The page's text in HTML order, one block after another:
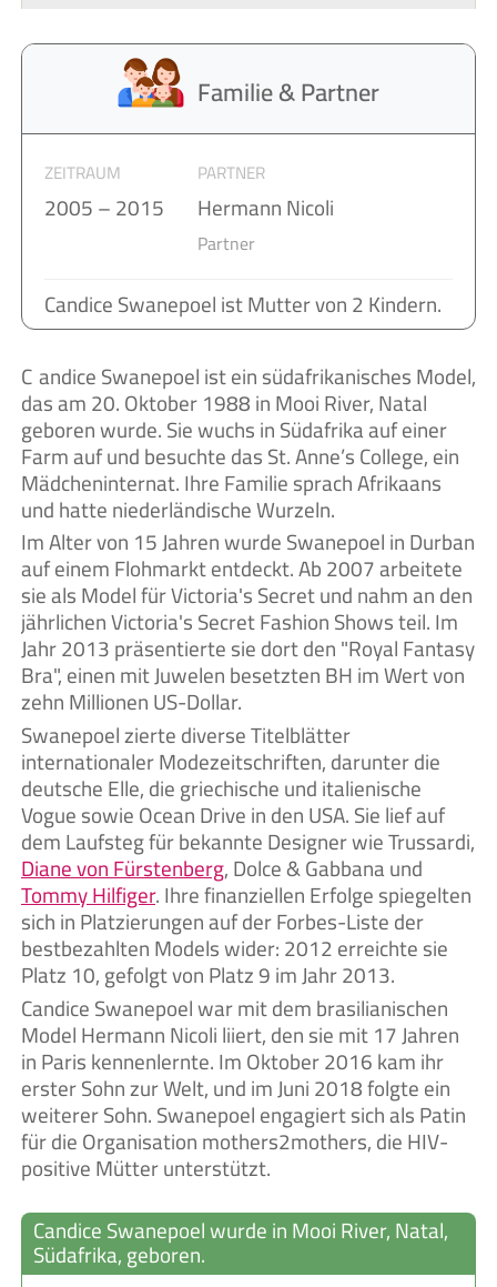
Familie & Partner
ZEITRAUM PARTNER
2005 – 2015 Hermann Nicoli
Partner
Candice Swanepoel ist Mutter von 2 Kindern.
Candice Swanepoel ist ein südafrikanisches Model,
das am 20. Oktober 1988 in Mooi River, Natal
geboren wurde. Sie wuchs in Südafrika auf einer
Farm auf und besuchte das St. Anne’s College, ein
Mädcheninternat. Ihre Familie sprach Afrikaans
und hatte niederländische Wurzeln.
Im Alter von 15 Jahren wurde Swanepoel in Durban
auf einem Flohmarkt entdeckt. Ab 2007 arbeitete
sie als Model für Victoria's Secret und nahm an den
jährlichen Victoria's Secret Fashion Shows teil. Im
Jahr 2013 präsentierte sie dort den "Royal Fantasy
Bra", einen mit Juwelen besetzten BH im Wert von
zehn Millionen US-Dollar.
Swanepoel zierte diverse Titelblätter
internationaler Modezeitschriften, darunter die
deutsche Elle, die griechische und italienische
Vogue sowie Ocean Drive in den USA. Sie lief auf
dem Laufsteg für bekannte Designer wie Trussardi,
Diane von Fürstenberg, Dolce & Gabbana und
Tommy Hilfiger. Ihre finanziellen Erfolge spiegelten
sich in Platzierungen auf der Forbes-Liste der
bestbezahlten Models wider: 2012 erreichte sie
Platz 10, gefolgt von Platz 9 im Jahr 2013.
Candice Swanepoel war mit dem brasilianischen
Model Hermann Nicoli liiert, den sie mit 17 Jahren
in Paris kennenlernte. Im Oktober 2016 kam ihr
erster Sohn zur Welt, und im Juni 2018 folgte ein
weiterer Sohn. Swanepoel engagiert sich als Patin
für die Organisation mothers2mothers, die HIV-
positive Mütter unterstützt.
Candice Swanepoel wurde in Mooi River, Natal,
Südafrika, geboren.